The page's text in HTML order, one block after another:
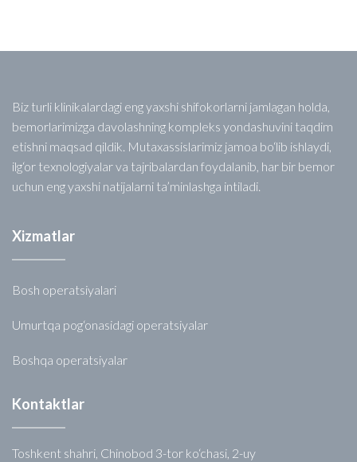
Biz turli klinikalardagi eng yaxshi shifokorlarni jamlagan holda,
bemorlarimizga davolashning kompleks yondashuvini taqdim
etishni maqsad qildik. Mutaxassislarimiz jamoa bo‘lib ishlaydi,
ilg‘or texnologiyalar va tajribalardan foydalanib, har bir bemor
uchun eng yaxshi natijalarni ta’minlashga intiladi.
Xizmatlar
Bosh operatsiyalari
Umurtqa pog‘onasidagi operatsiyalar
Boshqa operatsiyalar
Kontaktlar
Toshkent shahri, Chinobod 3-tor ko‘chasi, 2-uy